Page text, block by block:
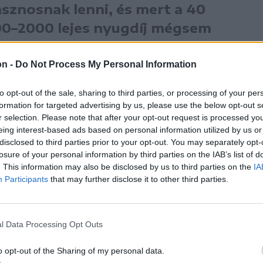
- Do Not Process My Personal Information
opt-out of the sale, sharing to third parties, or processing of your
for targeted advertising by us, please use the below opt-out
selection. Please note that after your opt-out request is processed
interest-based ads based on personal information utilized by us
to third parties prior to your opt-out. You may separately
of your personal information by third parties on the IAB’s list of
This information may also be disclosed by us to third parties on the
Participants that may further disclose it to other third parties.
Data Processing Opt Outs
opt-out of the Sharing of my personal data.
lenni, és mert a 40
lejes nyugdíj mégsem
amit megszoktak
Opris Zsolt, a Kovászna Megyei Orvosi
csak a nagyon elhivatottak művelik ezt
kényelmetlenséggel járó munkakört,
után is. Ennek ellenére vannak bátor, a
szerencsére ketten is: dr. Jakab Engya
rendelőt (dr. Dumut Enikő korábbi
alatt működő rendelőben (dr. Kiss
Virginás Beáta kezd el dolgozni.